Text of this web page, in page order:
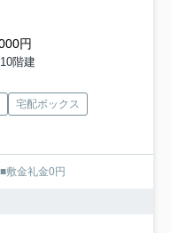
円
階建
宅配ボックス
金礼金0円